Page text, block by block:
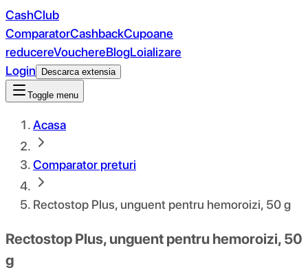
CashClub
ComparatorCashbackCupoane
reducereVouchereBlogLoializare
Login
Descarca extensia
Toggle menu
Acasa
Comparator preturi
Rectostop Plus, unguent pentru hemoroizi, 50 g
Rectostop Plus, unguent pentru hemoroizi, 50
g